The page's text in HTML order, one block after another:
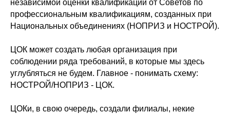
независимой оценки квалификации от Советов по
профессиональным квалификациям, созданных при
Национальных объединениях (НОПРИЗ и НОСТРОЙ).
ЦОК может создать любая организация при
соблюдении ряда требований, в которые мы здесь
углубляться не будем. Главное - понимать схему:
НОСТРОЙ/НОПРИЗ - ЦОК.
ЦОКи, в свою очередь, создали филиалы, некие